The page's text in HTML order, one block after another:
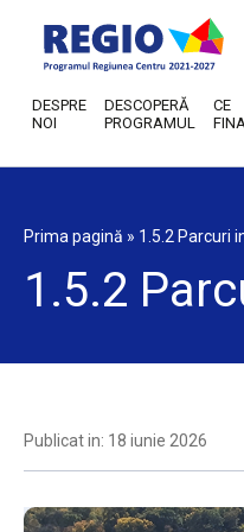
DESPRE
NOI
DESCOPERĂ
PROGRAMUL
CE
Prima pagină » 1.5.2 Parcuri
1.5.2
Publicat in: 18 iunie 2026